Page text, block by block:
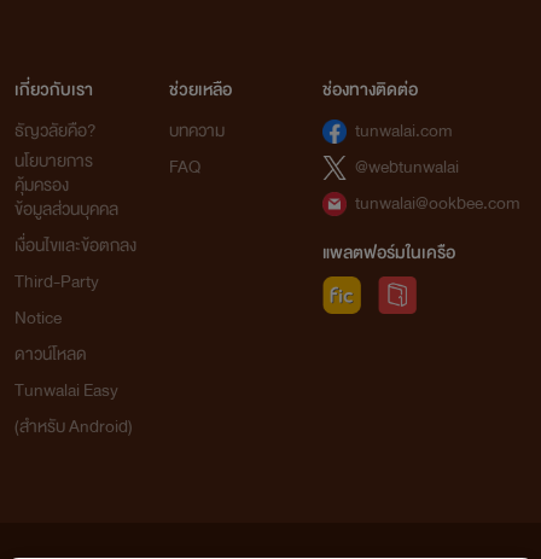
เกี่ยวกับเรา
ธัญวลัยคือ?
นโยบายการ
คุ้มครอง
ข้อมูลส่วนบุคคล
เงื่อนไขและข้อตกลง
Third-Party
Notice
ดาวน์โหลด
Tunwalai Easy
(สำหรับ Android)
ช่วยเหลือ
บทความ
FAQ
ช่องทางติดต่อ
tunwalai.com
@webtunwalai
tunwalai@ookbee.com
แพลตฟอร์มในเครือ